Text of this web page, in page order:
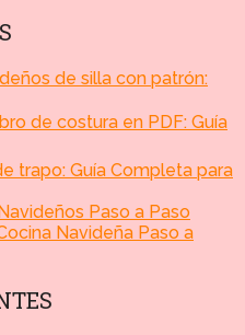
de silla con patrón:
de costura en PDF: Guía
trapo: Guía Completa para
Paso a Paso
Navideña Paso a